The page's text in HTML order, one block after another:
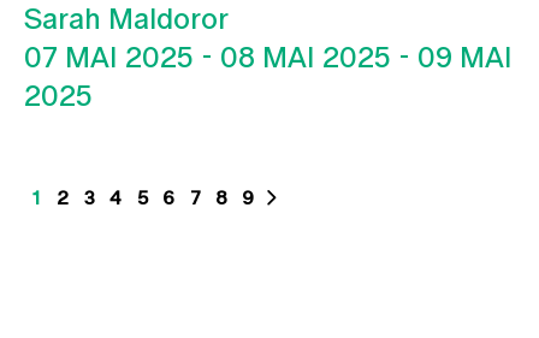
Sarah Maldoror
07 MAI 2025 - 08 MAI 2025 - 09 MAI
2025
1 2 3 4 5 6 7 8 9